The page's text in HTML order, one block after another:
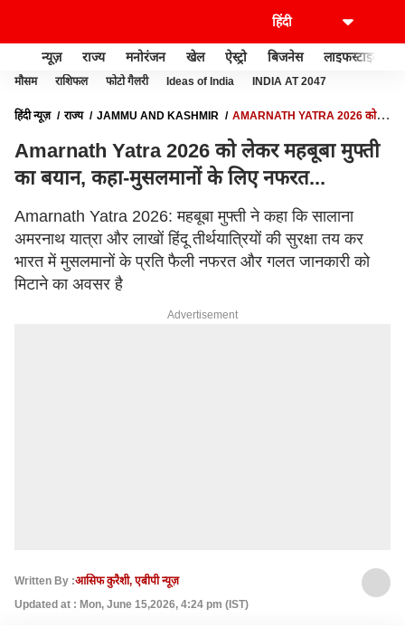
न्यूज़ राज्य मनोरंजन खेल ऐस्ट्रो बिजनेस लाइफस्टाइल
मौसम राशिफल फोटो गैलरी Ideas of India INDIA AT 2047
हिंदी न्यूज़ राज्य JAMMU AND KASHMIR
AMARNATH YATRA 2026 को
Amarnath Yatra 2026 को लेकर महबूबा मुफ्ती
का बयान, कहा-मुसलमानों के लिए नफरत...
Amarnath Yatra 2026: महबूबा मुफ्ती ने कहा कि सालाना
अमरनाथ यात्रा और लाखों हिंदू तीर्थयात्रियों की सुरक्षा तय कर
भारत में मुसलमानों के प्रति फैली नफरत और गलत जानकारी को
मिटाने का अवसर है
Advertisement
Written By :आसिफ कुरैशी, एबीपी न्यूज़
Updated at : Mon, June 15,2026, 4:24 pm (IST)